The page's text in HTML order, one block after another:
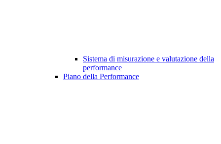
Sistema di misurazione e valutazione della
performance
Piano della Performance